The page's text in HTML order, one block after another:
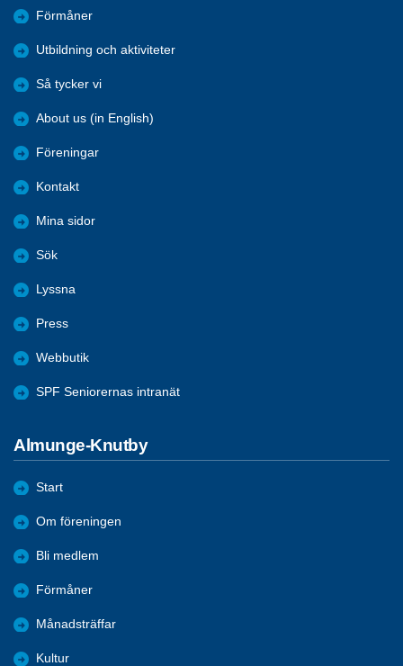
Förmåner
Utbildning och aktiviteter
Så tycker vi
About us (in English)
Föreningar
Kontakt
Mina sidor
Sök
Lyssna
Press
Webbutik
SPF Seniorernas intranät
Almunge-Knutby
Start
Om föreningen
Bli medlem
Förmåner
Månadsträffar
Kultur